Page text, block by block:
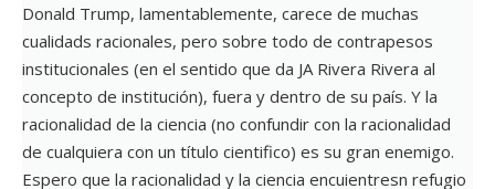
Donald Trump, lamentablemente, carece de muchas
cualidads racionales, pero sobre todo de contrapesos
institucionales (en el sentido que da JA Rivera Rivera al
concepto de institución), fuera y dentro de su país. Y la
racionalidad de la ciencia (no confundir con la racionalidad
de cualquiera con un título cientifico) es su gran enemigo.
Espero que la racionalidad y la ciencia encuientresn refugio